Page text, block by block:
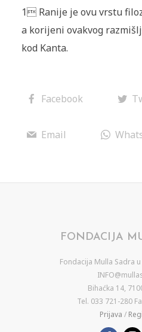
1 Ranije je ovu vrstu
a korijeni ovakvog
kod Kanta.
Facebook
Email
FONDACIJA
Fondacija Mulla Sadra
Bihaćka 14,
Tel. 033 721-280
Prijava /